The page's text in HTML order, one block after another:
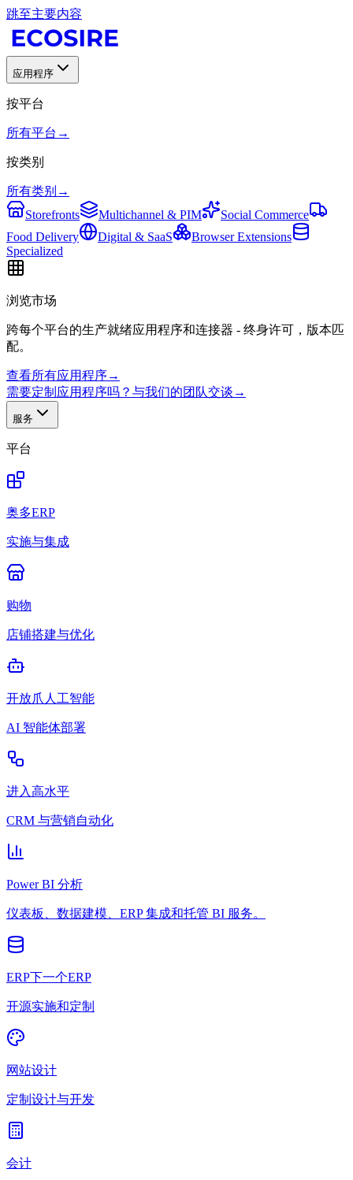
跳至主要内容
应用程序
按平台
所有平台 →
按类别
所有类别 →
Storefronts
Multichannel & PIM
Social Commerce
Food Delivery
Digital & SaaS
Browser Extensions
Specialized
浏览市场
跨每个平台的生产就绪应用程序和连接器 - 终身许可，版本匹
配。
查看所有应用程序→
需要定制应用程序吗？与我们的团队交谈 →
服务
平台
奥多ERP
实施与集成
购物
店铺搭建与优化
开放爪人工智能
AI 智能体部署
进入高水平
CRM 与营销自动化
Power BI 分析
仪表板、数据建模、ERP 集成和托管 BI 服务。
ERP下一个ERP
开源实施和定制
网站设计
定制设计与开发
会计